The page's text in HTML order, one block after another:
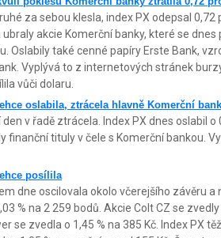
za sebou klesla, index PX odepsal 0,72
akcie Komerční banky, které se
Oslabily také cenné papíry Erste Bank,
Vyplývá to z internetových stránek
vůči dolaru.
oslabila, ztrácela hlavně Komerční
v řadě ztrácela. Index PX dnes oslabil
finanční tituly v čele s Komerční bankou.
posílila
dne oscilovala okolo včerejšího závěru
% na 2 259 bodů. Akcie Colt CZ se
se zvedla o 1,45 % na 385 Kč. Index PX